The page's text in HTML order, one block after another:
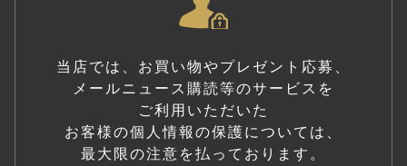
当店では、お買い物やプレゼント応募、
メールニュース購読等のサービスを
ご利用いただいた
お客様の個人情報の保護については、
最大限の注意を払っております。